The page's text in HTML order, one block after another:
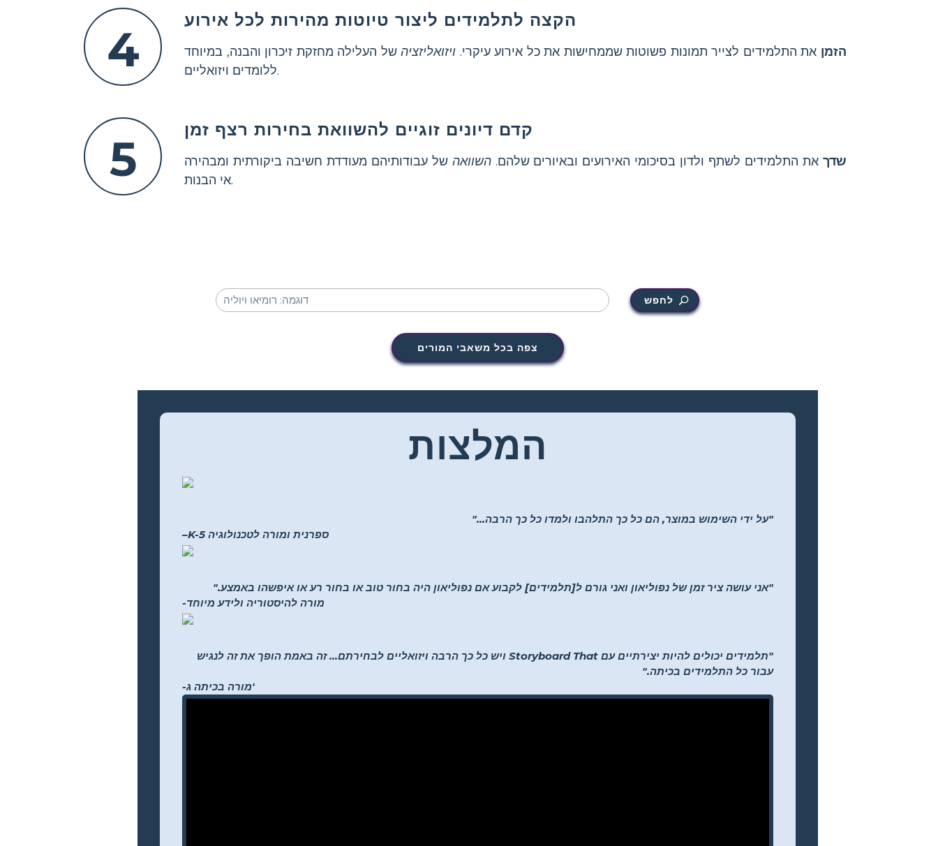
4
הקצה לתלמידים ליצור טיוטות מהירות לכל אירוע
הזמן את התלמידים לצייר תמונות פשוטות שממחישות את כל אירוע עיקרי. ויזואליזציהשל העלילה מחזקת זיכרון והבנה, במיוחד
ללומדים ויזואליים.
5
קדם דיונים זוגיים להשוואת בחירות רצף זמן
שדךאת התלמידים לשתף ולדון בסיכומי האירועים ובאיורים שלהם.השוואה של עבודותיהם מעודדת חשיבה ביקורתית ומבהירה
אי הבנות.
לחפש
צפה בכל משאבי המורים
המלצות
"על ידי השימוש במוצר, הם כל כך התלהבו ולמדו כל כך הרבה..."
–K-5 ספרנית ומורה לטכנולוגיה
"אני עושה ציר זמן של נפוליאון ואני גורם ל[תלמידים] לקבוע אם נפוליאון היה בחור טוב או בחור רע או איפשהו באמצע."
-מורה להיסטוריה ולידע מיוחד
"תלמידים יכולים להיות יצירתיים עם Storyboard That ויש כל כך הרבה ויזואליים לבחירתם... זה באמת הופך את זה לנגיש
עבור כל התלמידים בכיתה."
-מורה בכיתה ג'